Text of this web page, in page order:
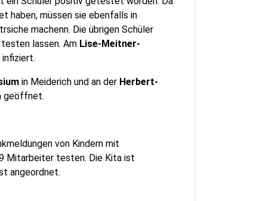
haben, müssen sie ebenfalls in
machenn. Die übrigen Schüler
lassen. Am Lise-Meitner-
infiziert.
in Meiderich und an der Herbert-
geöffnet.
von Kindern mit
Mitarbeiter testen. Die Kita ist
angeordnet.